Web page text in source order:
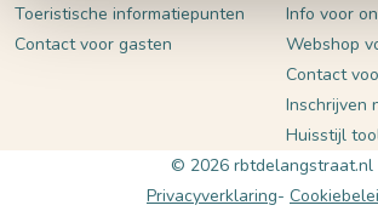
Toeristische informatiepunten
Contact voor gasten
Info voor
Webshop
Contact
Inschrijven
Huisstijl
© 2026 rbtdelangstraat.nl
Privacyverklaring